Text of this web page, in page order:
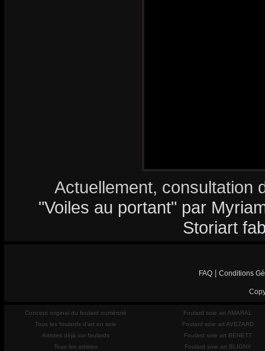
Actuellement, consultation
"Voiles au portant" par
Storiart
FAQ Conditions
Concept original du foulard numéroté
Tous les foulards d'art en soie
Artistes déjà sur foulards
Tous les artistes
Foulard soie art AMARAL
Foulard soie art AVEZARD
Foulard soie art BENETT
Foulard soie art BLIGNY